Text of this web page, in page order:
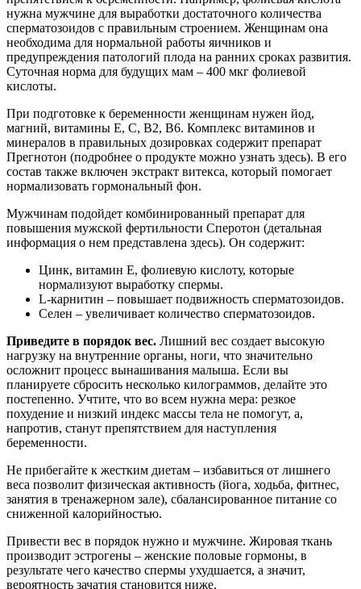
нужна мужчине для выработки достаточного количества
сперматозоидов с правильным строением. Женщинам она
необходима для нормальной работы яичников и
предупреждения патологий плода на ранних сроках развития.
Суточная норма для будущих мам – 400 мкг фолиевой
кислоты.
При подготовке к беременности женщинам нужен йод,
магний, витамины Е, С, B2, В6. Комплекс витаминов и
минералов в правильных дозировках содержит препарат
Прегнотон (подробнее о продукте можно узнать здесь). В его
состав также включен экстракт витекса, который помогает
нормализовать гормональный фон.
Мужчинам подойдет комбинированный препарат для
повышения мужской фертильности Сперотон (детальная
информация о нем представлена здесь). Он содержит:
Цинк, витамин Е, фолиевую кислоту, которые
нормализуют выработку спермы.
L-карнитин – повышает подвижность сперматозоидов.
Селен – увеличивает количество сперматозоидов.
Приведите в порядок вес. Лишний вес создает высокую
нагрузку на внутренние органы, ноги, что значительно
осложнит процесс вынашивания малыша. Если вы
планируете сбросить несколько килограммов, делайте это
постепенно. Учтите, что во всем нужна мера: резкое
похудение и низкий индекс массы тела не помогут, а,
напротив, станут препятствием для наступления
беременности.
Не прибегайте к жестким диетам – избавиться от лишнего
веса позволит физическая активность (йога, ходьба, фитнес,
занятия в тренажерном зале), сбалансированное питание со
сниженной калорийностью.
Привести вес в порядок нужно и мужчине. Жировая ткань
производит эстрогены – женские половые гормоны, в
результате чего качество спермы ухудшается, а значит,
вероятность зачатия становится ниже.